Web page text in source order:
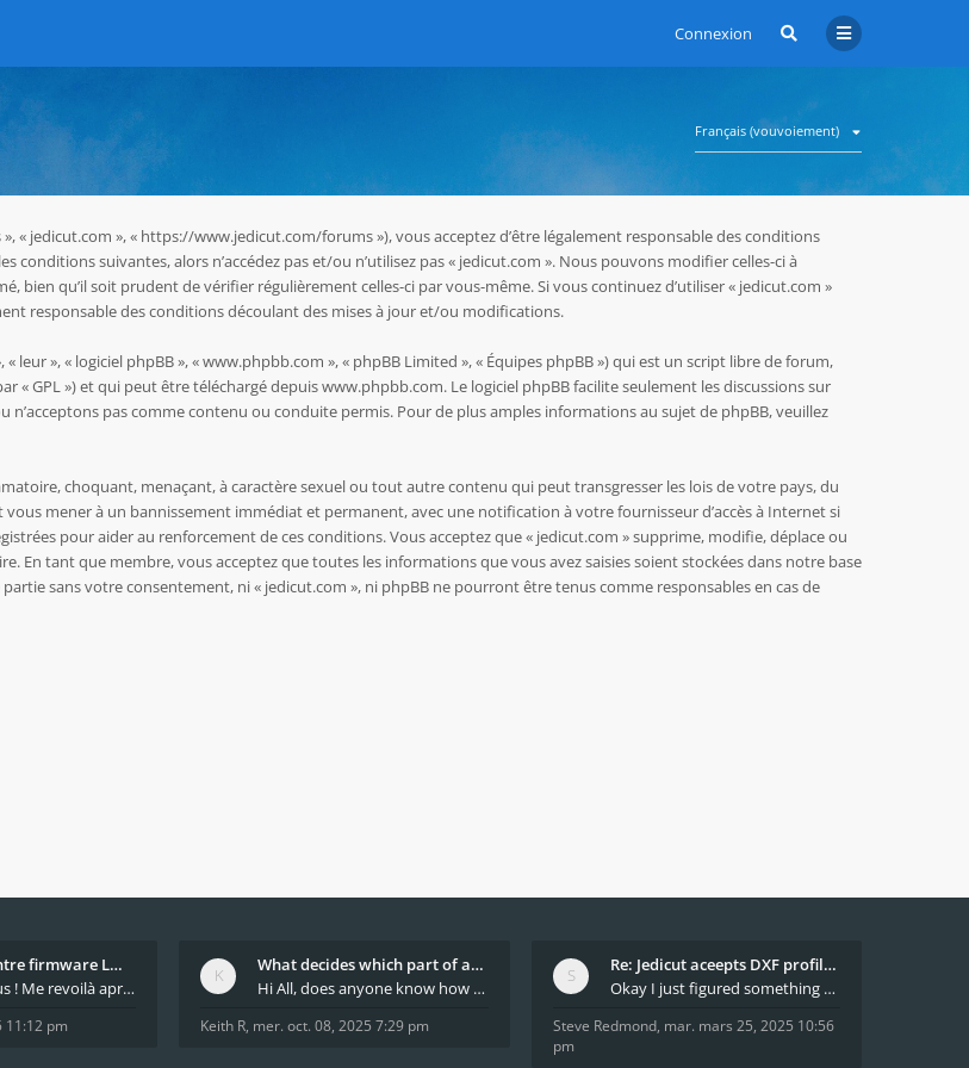
Connexion
Français (vouvoiement)
», « jedicut.com », « https://www.jedicut.com/forums »), vous acceptez d’être légalement responsable des conditions
conditions suivantes, alors n’accédez pas et/ou n’utilisez pas « jedicut.com ». Nous pouvons modifier celles-ci à
qu’il soit prudent de vérifier régulièrement celles-ci par vous-même. Si vous continuez d’utiliser « jedicut.com »
responsable des conditions découlant des mises à jour et/ou modifications.
leur », « logiciel phpBB », « www.phpbb.com », « phpBB Limited », « Équipes phpBB ») qui est un script libre de forum,
« GPL ») et qui peut être téléchargé depuiswww.phpbb.com. Le logiciel phpBB facilite seulement les discussions sur
n’acceptons pas comme contenu ou conduite permis. Pour de plus amples informations au sujet de phpBB, veuillez
choquant, menaçant, à caractère sexuel ou tout autre contenu qui peut transgresser les lois de votre pays, du
mener à un bannissement immédiat et permanent, avec une notification à votre fournisseur d’accès à Internet si
pour aider au renforcement de ces conditions. Vous acceptez que « jedicut.com » supprime, modifie, déplace ou
En tant que membre, vous acceptez que toutes les informations que vous avez saisies soient stockées dans notre base
sans votre consentement, ni « jedicut.com », ni phpBB ne pourront être tenus comme responsables en cas de
Différence entre firmware LMFAO_V4_8_0 et du GRBL
Bonjour à tous ! Me revoilà après 5 ans de pause
11:12 pm
What decides which part of an airfoil is the extra
Hi All, does anyone know how Jedicut decides which
Keith R, mer. oct. 08, 2025 7:29 pm
Re: Jedicut aceepts DXF profile, but It won't cut
Okay I just figured something out. The profile p
Steve Redmond, mar. mars 25, 2025 10:56
pm